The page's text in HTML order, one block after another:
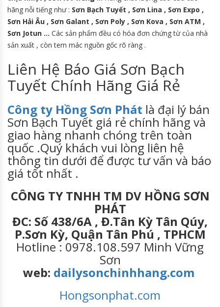
hãng nỗi tiếng như : Sơn Bạch Tuyết , Sơn Lina , Sơn Expo ,
Sơn Hải Âu , Sơn Galant , Sơn Poly , Sơn Kova , Sơn ATM ,
Sơn Jotun … Các sản phẩm đều có hóa đơn chứng từ của nhà
sản xuất , còn tem mác nguồn gốc rõ ràng .
Liên Hệ Báo Giá Sơn Bạch
Tuyết Chính Hãng Giá Rẻ
Công ty Hồng Sơn Phát là đại lý bán
Sơn Bạch Tuyết giá rẻ chính hãng và
giao hàng nhanh chóng trên toàn
quốc .Quý khách vui lòng liên hệ
thông tin dưới để được tư vấn và báo
giá tốt nhất .
CÔNG TY TNHH TM DV HỒNG SƠN
PHÁT
ĐC: Số 438/6A , Đ.Tân Kỳ Tân Qúy,
P.Sơn Kỳ, Quận Tân Phú , TPHCM
Hotline : 0978.108.597 Minh Vững
Sơn
web: dailysonchinhhang.com
Hongsonphat.com